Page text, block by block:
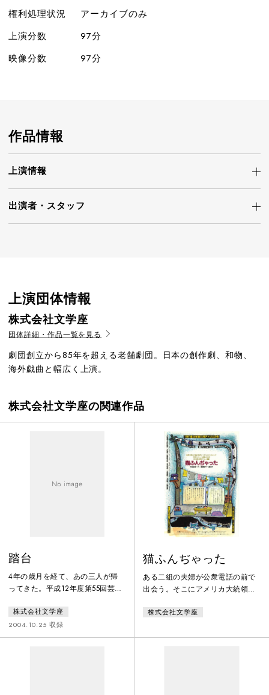
権利処理状況
アーカイブのみ
上演分数
97分
映像分数
97分
作品情報
上演情報
出演者・ スタッフ
上演団体情報
株式会社文学座
団体詳細・作品一覧を見る
劇団創立から85年を超える老舗劇団。日本の創作劇、和物、
海外戯曲と幅広く上演。
株式会社文学座の関連作品
踏台
4年の歳月を経て、あの三人が帰
ってきた。平成12年度第55回芸術
編！更迭の危機を迎えたハコザキ
製靴の社長、箱崎壮一郎（角野卓
造）が腹心の部下二人（田村勝
株式会社文学座
2004.10.25 収録
猫ふんぢゃった
ある二組の夫婦が公衆電話の前で
出会う。そこにアメリカ大統領を
る電話がかかってくる。
株式会社文学座